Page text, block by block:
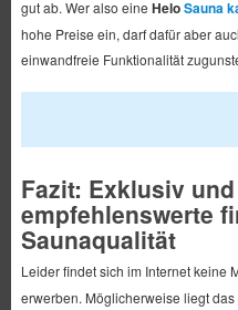
gut ab. Wer also eine HeloSauna
hohe Preise ein, darf dafür aber
einwandfreie Funktionalität
Fazit: Exklusiv
empfehlenswerte
Saunaqualität
Leider findet sich im Internet keine
erwerben. Möglicherweise liegt